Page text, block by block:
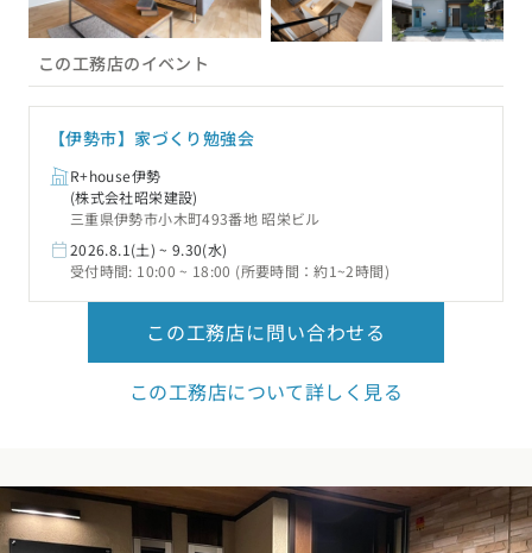
この工務店のイベント
【伊勢市】家づくり勉強会
R+house伊勢
(株式会社昭栄建設)
三重県伊勢市小木町493番地 昭栄ビル
2026.8.1(土) ~ 9.30(水)
受付時間: 10:00 ~ 18:00 (所要時間：約1~2時間)
この工務店に問い合わせる
この工務店について詳しく見る